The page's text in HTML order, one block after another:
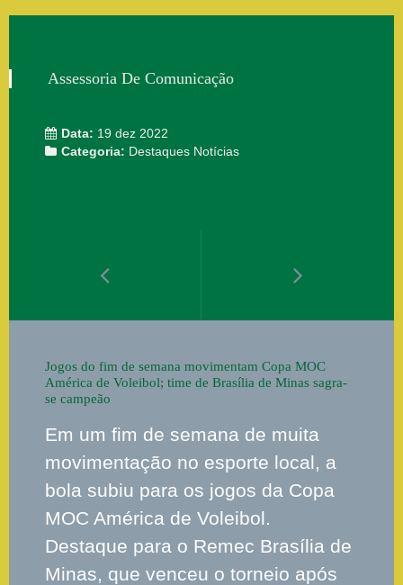
Assessoria De Comunicação
Data: 19 dez 2022
Categoria: Destaques Notícias
Jogos do fim de semana movimentam Copa MOC
América de Voleibol; time de Brasília de Minas sagra-
se campeão
Em um fim de semana de muita
movimentação no esporte local, a
bola subiu para os jogos da Copa
MOC América de Voleibol.
Destaque para o Remec Brasília de
Minas, que venceu o torneio após